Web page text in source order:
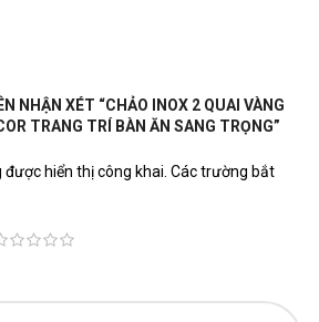
NHẬN XÉT “CHẢO INOX 2 QUAI VÀNG
TRANG TRÍ BÀN ĂN SANG TRỌNG”
được hiển thị công khai. Các trường bắt